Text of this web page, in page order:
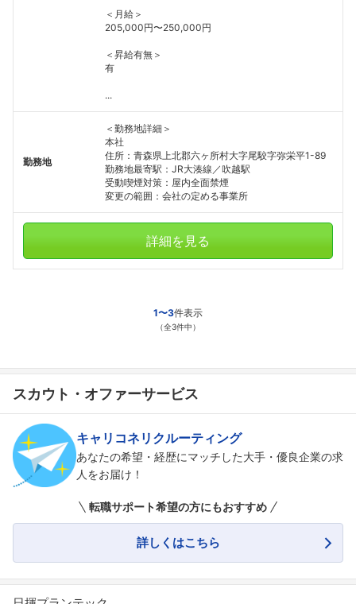
＜月給＞
205,000円〜250,000円
＜昇給有無＞
有
...
勤務地
＜勤務地詳細＞
本社
住所：青森県上北郡六ヶ所村大字尾駮字弥栄平1-89
勤務地最寄駅：JR大湊線／吹越駅
受動喫煙対策：屋内全面禁煙
変更の範囲：会社の定める事業所
詳細を見る
1〜3件表示
（全3件中）
スカウト・オファーサービス
キャリコネリクルーティング
あなたの希望・経歴にマッチした大手・優良企業の求
人をお届け！
転職サポート希望の方にもおすすめ
詳しくはこちら